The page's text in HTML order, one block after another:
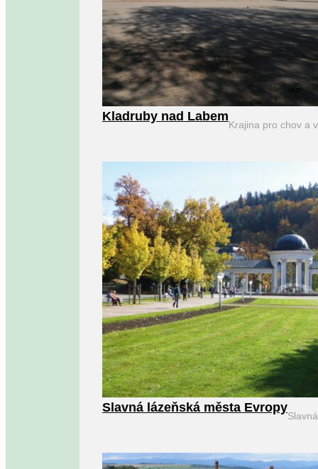
Kladruby nad Labem
Krajina pro chov a
Slavná lázeňská města Evropy